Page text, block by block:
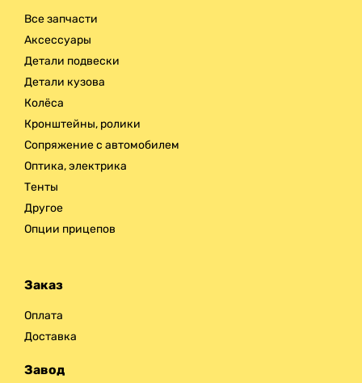
Все запчасти
Аксессуары
Детали подвески
Детали кузова
Колёса
Кронштейны, ролики
Сопряжение с автомобилем
Оптика, электрика
Тенты
Другое
Опции прицепов
Заказ
Оплата
Доставка
Завод